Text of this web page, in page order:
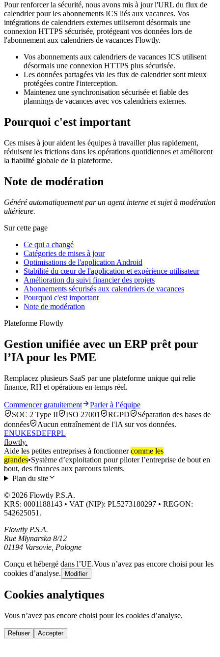
Pour renforcer la sécurité, nous avons mis à jour l'URL du flux de
calendrier pour les abonnements ICS liés aux vacances. Vos
intégrations de calendriers externes utiliseront désormais une
connexion HTTPS sécurisée, protégeant vos données lors de
l'abonnement aux calendriers de vacances Flowtly.
Vos abonnements aux calendriers de vacances ICS utilisent
désormais une connexion HTTPS plus sécurisée.
Les données partagées via les flux de calendrier sont mieux
protégées contre l'interception.
Maintenez une synchronisation sécurisée et fiable des
plannings de vacances avec vos calendriers externes.
Pourquoi c'est important
Ces mises à jour aident les équipes à travailler plus rapidement,
réduisent les frictions dans les opérations quotidiennes et améliorent
la fiabilité globale de la plateforme.
Note de modération
Généré automatiquement par un agent interne et sujet à modération
ultérieure.
Sur cette page
Ce qui a changé
Catégories de mises à jour
Optimisations de l'application Android
Stabilité du cœur de l'application et expérience utilisateur
Amélioration du suivi financier des projets
Abonnements sécurisés aux calendriers de vacances
Pourquoi c'est important
Note de modération
Plateforme Flowtly
Gestion unifiée avec un ERP prêt pour
l’IA pour les PME
Remplacez plusieurs SaaS par une plateforme unique qui relie
finance, RH et opérations en temps réel.
Commencer gratuitement
Parler à l’équipe
SOC 2 Type II
ISO 27001 RGPD
Séparation des bases de
données
Aucun entraînement de l'IA sur vos données.
ENUKESDEFRPL
flowtly.
Aide les petites entreprises à fonctionnercomme les
grandes•Système d’exploitation pour piloter l’entreprise de bout en
bout, des finances aux parcours talents.
Plan du site
© 2026 Flowtly P.S.A.
KRS: 0001188143 • VAT (NIP): PL5273180297 • REGON:
542625051.
Flowtly P.S.A.
Rue Młynarska 8/12
01194 Varsovie, Pologne
Conçu et hébergé dans l’UE.Vous n’avez pas encore choisi pour les
cookies d’analyse.
Modifier
Cookies analytiques
Vous n’avez pas encore choisi pour les cookies d’analyse.
Refuser Accepter